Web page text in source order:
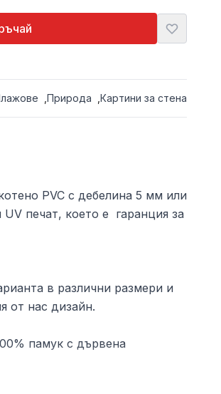
Природа Картини за стена
PVC с дебелина 5 мм или
печат, което е гаранция за
в различни размери и
от нас дизайн.
памук с дървена